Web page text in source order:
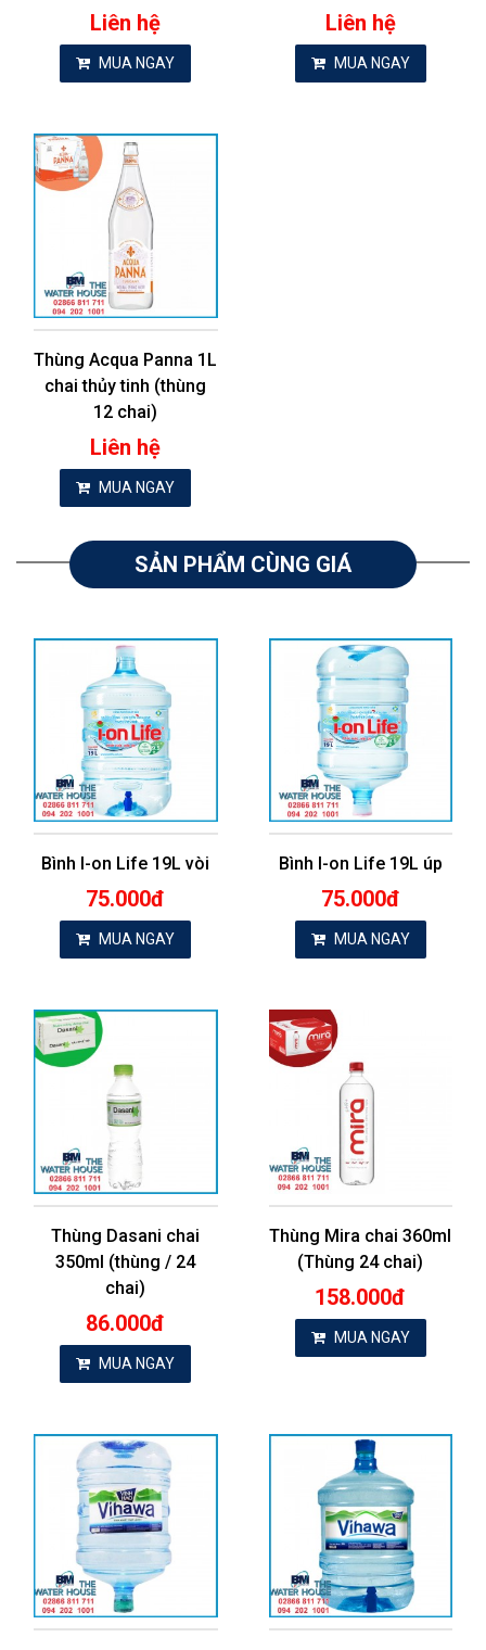
Liên hệ
MUA NGAY
Liên hệ
MUA NGAY
Thùng Acqua Panna 1L
chai thủy tinh (thùng
12 chai)
Liên hệ
MUA NGAY
SẢN PHẨM CÙNG GIÁ
Bình I-on Life 19L vòi
75.000đ
MUA NGAY
Bình I-on Life 19L úp
75.000đ
MUA NGAY
Thùng Dasani chai
350ml (thùng / 24
chai)
86.000đ
MUA NGAY
Thùng Mira chai 360ml
(Thùng 24 chai)
158.000đ
MUA NGAY